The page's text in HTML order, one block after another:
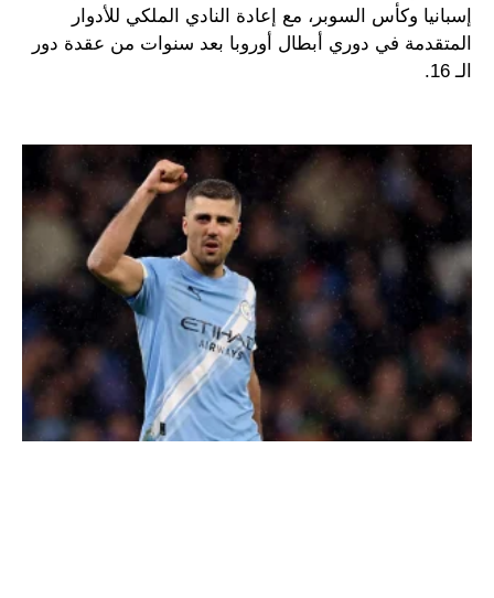
إسبانيا وكأس السوبر، مع إعادة النادي الملكي للأدوار
المتقدمة في دوري أبطال أوروبا بعد سنوات من عقدة دور
الـ 16.